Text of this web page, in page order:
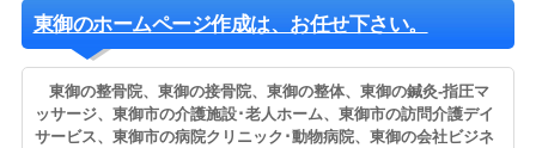
東御のホームページ作成は、お任せ下さい。
東御の整骨院、東御の接骨院、東御の整体、東御の鍼灸-指圧マ
ッサージ、東御市の介護施設･老人ホーム、東御市の訪問介護デイ
サービス、東御市の病院クリニック･動物病院、東御の会社ビジネ